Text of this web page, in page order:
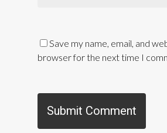
Save my name, email, and
browser for the next time I